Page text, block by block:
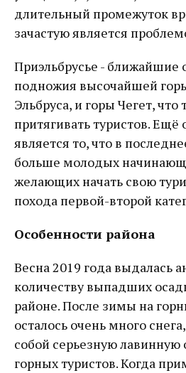
длительный промежуток
зачастую является
Приэльбрусье - ближайшие
подножия высочайшей
Эльбруса, и горы Чегет,
притягивать туристов.
является то, что в
больше молодых
желающих начать свою
похода первой-второй
Особенности района
Весна 2019 года выдалась
количеству выпадших
районе. После зимы на
осталось очень много
собой серьезную лавинную
горных туристов. Когда